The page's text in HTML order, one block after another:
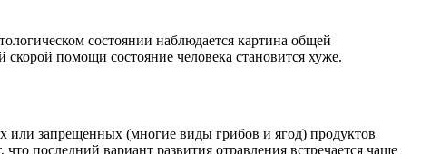
состоянии наблюдается картина общей
помощи состояние человека становится хуже.
или запрещенных (многие виды грибов и ягод) продуктов
последний вариант развития отравления встречается чаще